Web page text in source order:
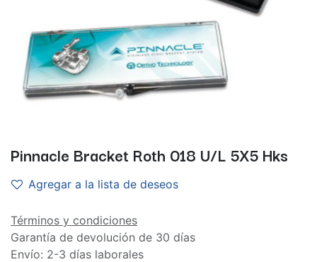
Pinnacle Bracket Roth 018 U/L 5X5 Hks
Agregar a la lista de deseos
Términos y condiciones
Garantía de devolución de 30 días
Envío: 2-3 días laborales